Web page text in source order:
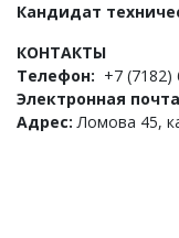
Кандидат
КОНТАКТЫ
Телефон: +7 (7182)
Электронная
Адрес: Ломова 45,